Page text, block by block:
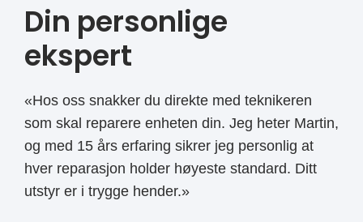
Din personlige
ekspert
«Hos oss snakker du direkte med teknikeren
som skal reparere enheten din. Jeg heter Martin,
og med 15 års erfaring sikrer jeg personlig at
hver reparasjon holder høyeste standard. Ditt
utstyr er i trygge hender.»